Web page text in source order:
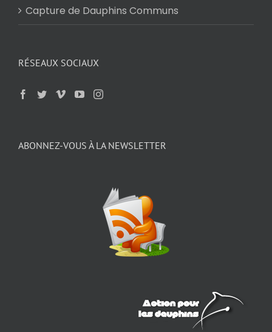
Capture de Dauphins Communs
RÉSEAUX SOCIAUX
ABONNEZ-VOUS À LA NEWSLETTER